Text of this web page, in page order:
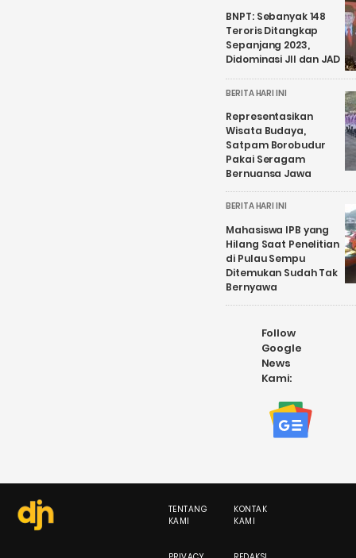
BNPT: Sebanyak 148
Teroris Ditangkap
Sepanjang 2023,
Didominasi JII dan JAD
BERITA HARI INI
Representasikan
Wisata Budaya,
Satpam Borobudur
Pakai Seragam
Bernuansa Jawa
BERITA HARI INI
Mahasiswa IPB yang
Hilang Saat Penelitian
di Pulau Sempu
Ditemukan Sudah Tak
Bernyawa
Follow
Google
News
Kami:
TENTANG
KAMI
KONTAK
KAMI